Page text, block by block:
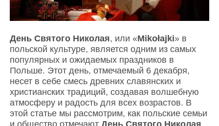
День Святого Николая, или «Mikołajki» в
польской культуре, является одним из самых
популярных и ожидаемых праздников в
Польше. Этот день, отмечаемый 6 декабря,
несет в себе смесь древних славянских и
христианских традиций, создавая волшебную
атмосферу и радость для всех возрастов. В
этой статье мы рассмотрим, как польские семьи